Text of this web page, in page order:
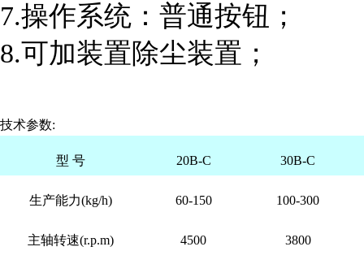
7.操作系统：普通按钮；
8.可加装置除尘装置；
技术参数:
型 号 20B-C 30B-C
生产能力(kg/h) 60-150 100-300
主轴转速(r.p.m) 4500 3800